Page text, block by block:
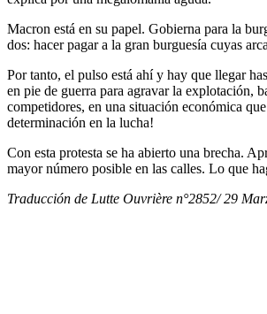
Macron está en su papel. Gobierna para la
dos: hacer pagar a la gran burguesía cuyas
Por tanto, el pulso está ahí y hay que llegar
en pie de guerra para agravar la explotación,
competidores, en una situación económica
determinación en la lucha!
Con esta protesta se ha abierto una brecha.
mayor número posible en las calles. Lo que
Traducción de Lutte Ouvrière n°2852/ 29